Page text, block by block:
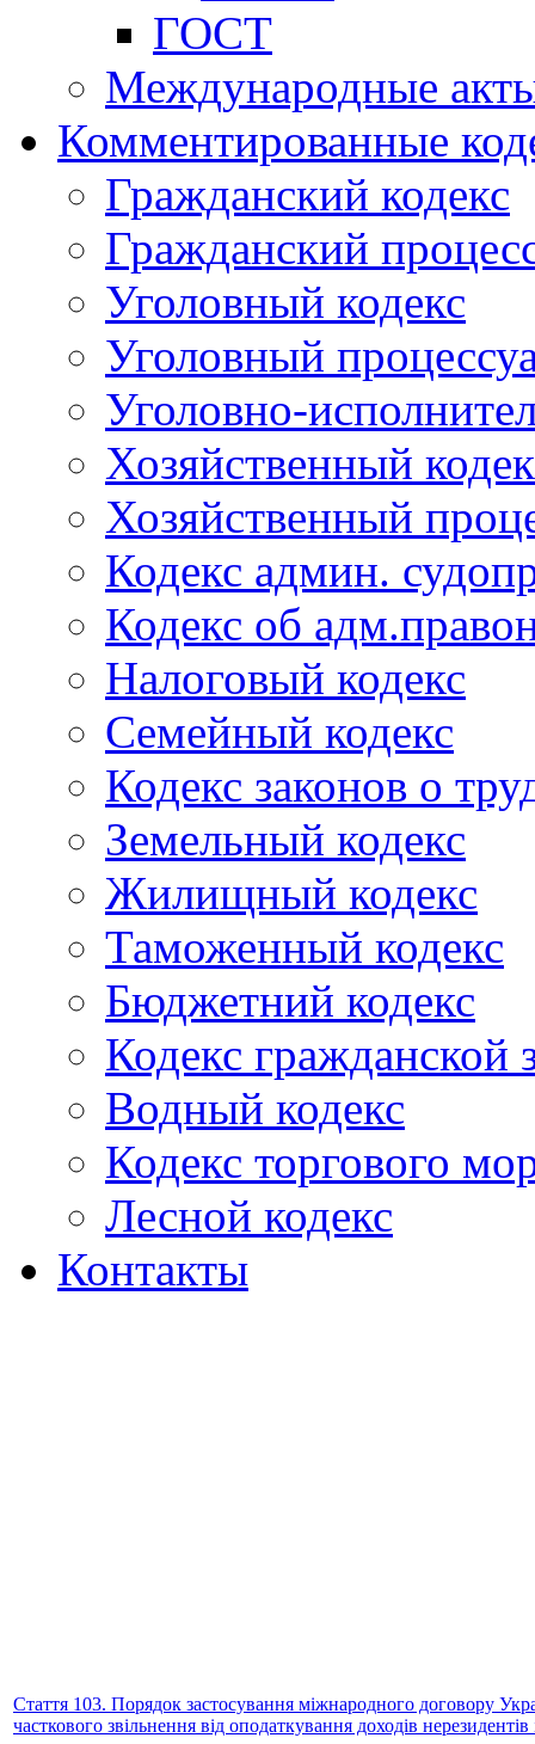
ГОСТ
Международные
Комментированные
Гражданский кодекс
Гражданский
Уголовный кодекс
Уголовный
Уголовно-
Хозяйственный
Хозяйственный
Кодекс админ.
Кодекс об
Налоговый кодекс
Семейный кодекс
Кодекс законов о
Земельный кодекс
Жилищный кодекс
Таможенный кодекс
Бюджетний кодекс
Кодекс гражданской
Водный кодекс
Кодекс торгового
Лесной кодекс
Контакты
Стаття 103. Порядок застосування міжнародного договору
часткового звільнення від оподаткування доходів